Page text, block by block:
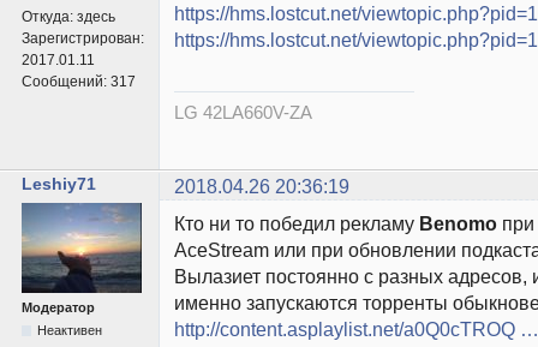
Откуда: здесь
Зарегистрирован:
2017.01.11
Сообщений: 317
https://hms.lostcut.net/
https://hms.lostcut.net/
LG 42LA660V-ZA
Leshiy71 2018.04.26 20:36:19
Модератор
Неактивен
Кто ни то победил рекламу Benomo
AceStream или при обновлении
Вылазиет постоянно с разных адресов,
именно запускаются торренты
http://content.asplaylist.net/a0Q0cTROQ